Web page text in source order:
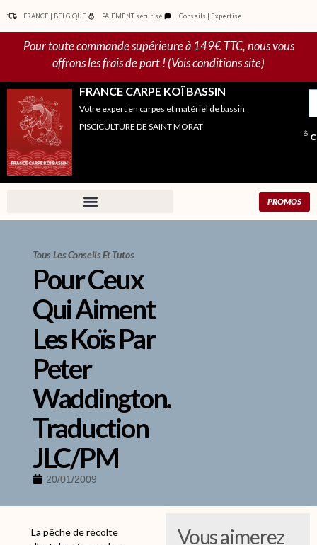
contenu
FRANCE | BELGIQUE PAIEMENT sécurisé Conseils | Expertise
Pour toute commande supérieure à 149€ TTC, nous vous
offrons les frais de port ! (Vois conditions site)
FRANCE CARPE KOÏ BASSIN
Votre expert en carpes et matériel de bassin
PISCICULTURE DE SAINT MORAT
PROMOS
Tous Les Conseils Et Tutos
Pour Ceux
Qui Aiment
Les Koïs Par
Peter
Waddington.
Traduction
JLC/PM
20/01/2009
La pêche de récolte
Vous aimerez